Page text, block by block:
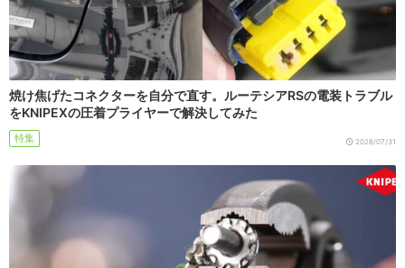
焼け焦げたコネクターを自分で直す。ルーテシアRSの電装トラブル
をKNIPEXの圧着プライヤーで解決してみた
特集 2026/07/31